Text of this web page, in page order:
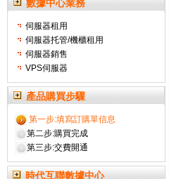
數據中心業務
伺服器租用
伺服器托管/機櫃租用
伺服器銷售
VPS伺服器
產品購買步驟
第一步:填寫訂購單信息
第二步:購買完成
第三步:交費開通
時代互聯數據中心